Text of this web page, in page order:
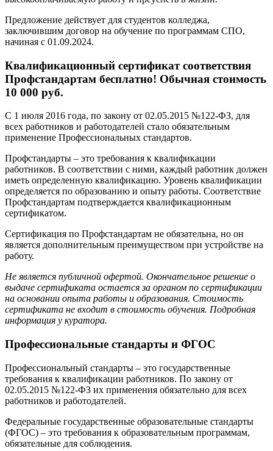
Предложение действует для студентов колледжа,
заключившим договор на обучение по программам СПО,
начиная с 01.09.2024.
Квалификационный сертификат соответствия
Профстандартам бесплатно! Обычная стоимость
10 000 руб.
С 1 июля 2016 года, по закону от 02.05.2015 №122-ФЗ, для
всех работников и работодателей стало обязательным
применение Профессиональных стандартов.
Профстандарты – это требования к квалификации
работников. В соответствии с ними, каждый работник должен
иметь определенную квалификацию. Уровень квалификации
определяется по образованию и опыту работы. Соответствие
Профстандартам подтверждается квалификационным
сертификатом.
Сертификация по Профстандартам не обязательна, но он
является дополнительным преимуществом при устройстве на
работу.
Не является публичной офертой. Окончательное решение о
выдаче сертификата остается за органом по сертификации
на основании опыта работы и образования. Стоимость
сертификата не входит в стоимость обучения. Подробная
информация у куратора.
Профессиональные стандарты и ФГОС
Профессиональный стандарты – это государственные
требования к квалификации работников. По закону от
02.05.2015 №122-ФЗ их применения обязательно для всех
работников и работодателей.
Федеральные государственные образовательные стандарты
(ФГОС) – это требования к образовательным программам,
обязательные для соблюдения.